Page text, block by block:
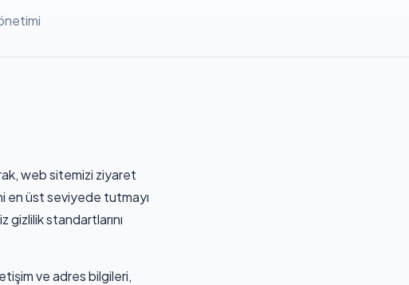
web sitemizi ziyaret
en üst seviyede tutmayı
gizlilik standartlarını
ve adres bilgileri,